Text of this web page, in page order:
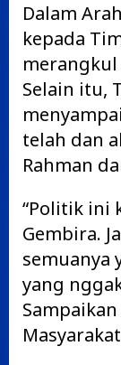
Dalam
kepada
Selain itu,
telah dan
Rahman
“Politik ini
Gembira.
semuanya
yang